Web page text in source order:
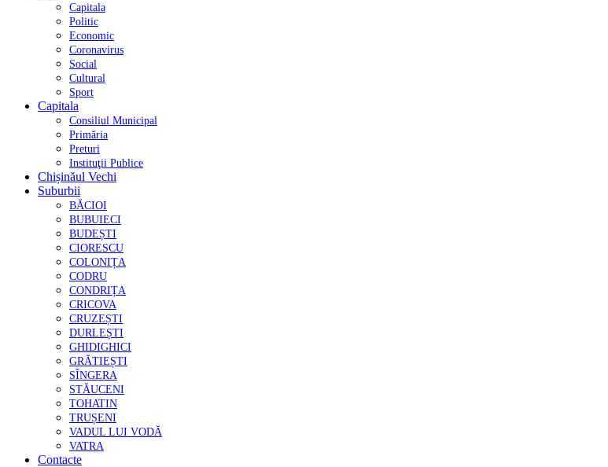
Capitala
Politic
Economic
Coronavirus
Social
Cultural
Sport
Capitala
Consiliul Municipal
Primăria
Preturi
Instituţii Publice
Chișinăul Vechi
Suburbii
BĂCIOI
BUBUIECI
BUDEȘTI
CIORESCU
COLONIȚA
CODRU
CONDRIȚA
CRICOVA
CRUZEȘTI
DURLEȘTI
GHIDIGHICI
GRĂTIEȘTI
SÎNGERA
STĂUCENI
TOHATIN
TRUȘENI
VADUL LUI VODĂ
VATRA
Contacte